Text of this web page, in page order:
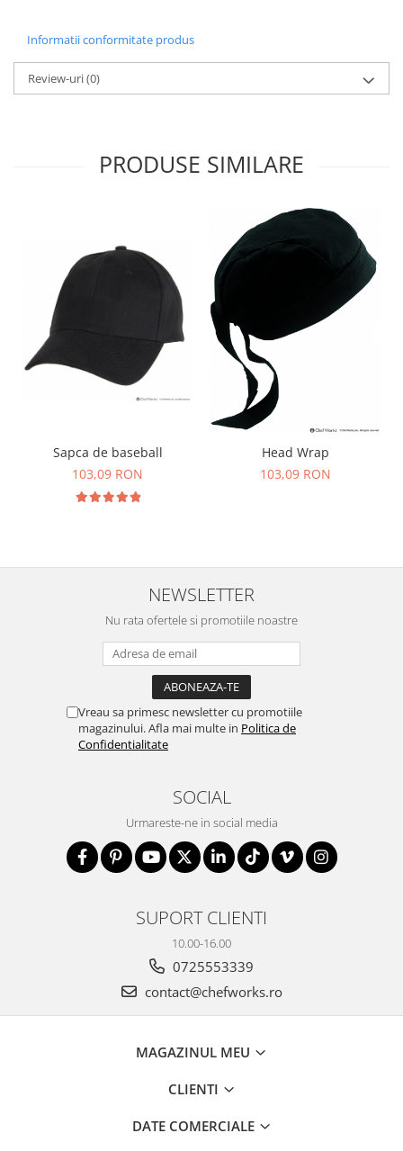
Informatii conformitate produs
Review-uri(0)
PRODUSE SIMILARE
Sapca de baseball
103,09 RON
Head Wrap
103,09 RON
NEWSLETTER
Nu rata ofertele si promotiile noastre
Vreau sa primesc newsletter cu promotiile
magazinului. Afla mai multe in Politica de
Confidentialitate
SOCIAL
Urmareste-ne in social media
SUPORT CLIENTI
10.00-16.00
0725553339
contact@chefworks.ro
MAGAZINUL MEU
CLIENTI
DATE COMERCIALE